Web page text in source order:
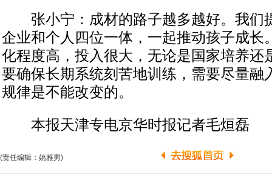
张小宁：成材的路子越多越好。我们
企业和个人四位一体，一起推动孩子成长
化程度高，投入很大，无论是国家培养还
要确保长期系统刻苦地训练，需要尽量融
规律是不能改变的。
本报天津专电京华时报记者毛烜磊
(责任编辑：姚雅男)